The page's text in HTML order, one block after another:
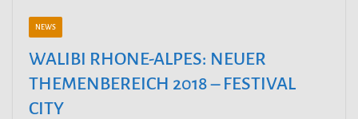
NEWS
WALIBI RHONE-ALPES: NEUER
THEMENBEREICH 2018 – FESTIVAL
CITY